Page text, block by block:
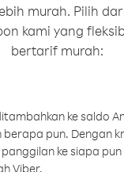
murah. Pilih
kami yang
bertarif murah:
ke saldo
berapa pun. Dengan
ke siapa pun
Viber.